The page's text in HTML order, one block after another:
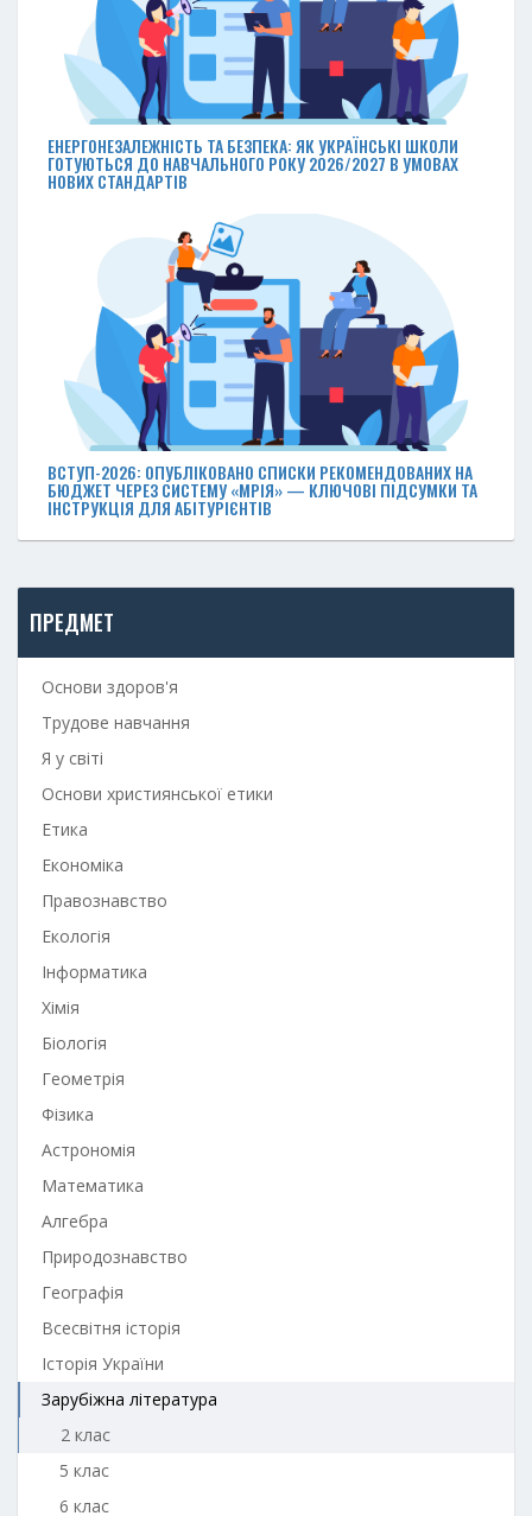
ЕНЕРГОНЕЗАЛЕЖНІСТЬ ТА БЕЗПЕКА: ЯК УКРАЇНСЬКІ ШКОЛИ
ГОТУЮТЬСЯ ДО НАВЧАЛЬНОГО РОКУ 2026/2027 В УМОВАХ
НОВИХ СТАНДАРТІВ
ВСТУП-2026: ОПУБЛІКОВАНО СПИСКИ РЕКОМЕНДОВАНИХ НА
БЮДЖЕТ ЧЕРЕЗ СИСТЕМУ «МРІЯ» — КЛЮЧОВІ ПІДСУМКИ ТА
ІНСТРУКЦІЯ ДЛЯ АБІТУРІЄНТІВ
ПРЕДМЕТ
Основи здоров'я
Трудове навчання
Я у світі
Основи християнської етики
Етика
Економіка
Правознавство
Екологія
Інформатика
Хімія
Біологія
Геометрія
Фізика
Астрономія
Математика
Алгебра
Природознавство
Географія
Всесвітня історія
Історія України
Зарубіжна література
2 клас
5 клас
6 клас